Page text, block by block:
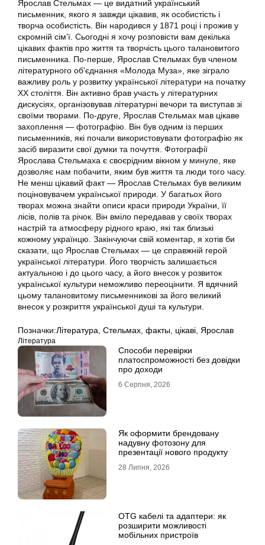
Ярослав Стельмах — це видатний український
письменник, якого я завжди цікавив, як особистість і
творча особистість. Він народився у 1871 році і прожив у
скромній сім’ї. Сьогодні я хочу розповісти вам декілька
цікавих фактів про життя та творчість цього талановитого
письменника. По-перше, Ярослав Стельмах був членом
літературного об’єднання «Молода Муза», яке зіграло
важливу роль у розвитку української літератури на початку
ХХ століття. Він активно брав участь у літературних
дискусіях, організовував літературні вечори та виступав зі
своїми творами. По-друге, Ярослав Стельмах мав цікаве
захоплення — фотографію. Він був одним із перших
письменників, які почали використовувати фотографію як
засіб виразити свої думки та почуття. Фотографії
Ярослава Стельмаха є своєрідним вікном у минуле, яке
дозволяє нам побачити, яким був життя та люди того часу.
Не менш цікавий факт — Ярослав Стельмах був великим
поціновувачем української природи. У багатьох його
творах можна знайти описи краси природи України, її
лісів, полів та річок. Він вміло передавав у своїх творах
настрій та атмосферу рідного краю, які так близькі
кожному українцю. Закінчуючи свій коментар, я хотів би
сказати, що Ярослав Стельмах — це справжній герой
української літератури. Його творчість залишається
актуальною і до цього часу, а його внесок у розвиток
української культури неможливо переоцінити. Я вдячний
цьому талановитому письменникові за його великий
внесок у розкриття української душі та культури.
Позначки:Література Стельмах факты цікаві Ярослав
Література
Способи перевірки
платоспроможності без довідки
про доходи
6 Серпня, 2026
Як оформити брендовану
надувну фотозону для
презентації нового продукту
28 Липня, 2026
OTG кабелі та адаптери: як
розширити можливості
мобільних пристроїв